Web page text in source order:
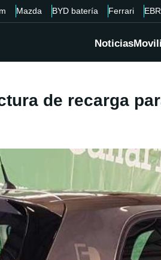
Mazda BYD batería Ferrari
Noticias
de recarga